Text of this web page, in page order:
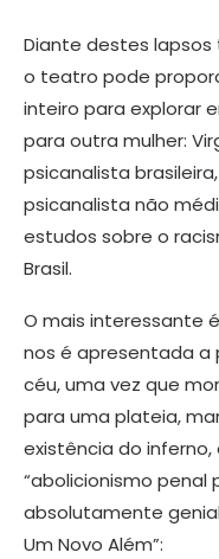
Diante destes
o teatro pode
inteiro para explorar
para outra mulher:
psicanalista
psicanalista não
estudos sobre o
Brasil.
O mais interessante
nos é apresentada a
céu, uma vez que
para uma plateia,
existência do
“abolicionismo penal
absolutamente
Um Novo Além”: